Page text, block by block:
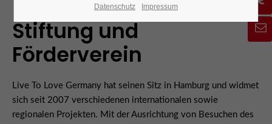
Stiftung und
Förderverein
Live To Love Germany hat seinen Sitz in Hamburg und widmet
sich seit 2007 verschiedenen internationalen sowie
regionalen Projekten. Mit der Ausrichtung von Besuchen des
Datenschutz Impressum